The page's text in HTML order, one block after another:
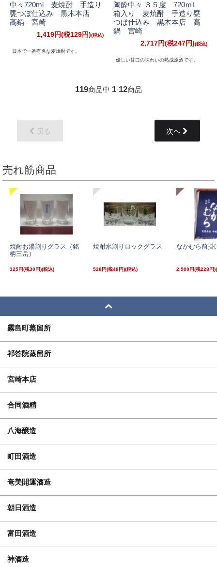
中々720ml 麦焼酎 手造り
甕つぼ仕込み 黒木本店
高鍋 宮崎
1,419円(税129円)
日本で一番有名な麦焼酎です。
陶酔中々 ３５度 720ｍL
箱入り 麦焼酎 手造り甕
つぼ仕込み 黒木本店 高
鍋 宮崎
2,717円(税247円)
優しい甘口の味わいの熟成原酒です。
119商品中 1-12商品
戻る 次へ
売れ筋商品
焼酎お湯割りグラス（銘
柄三岳）
325円(税30円)
焼酎水割りロックグラス
528円(税48円)
なかむら前掛
2,500円(税228円)
霧島町蒸留所
祁答院蒸留所
宮崎本店
合同酒精
八海醸造
町田酒造
奄美開運酒造
朝日酒造
富田酒造
神酒造